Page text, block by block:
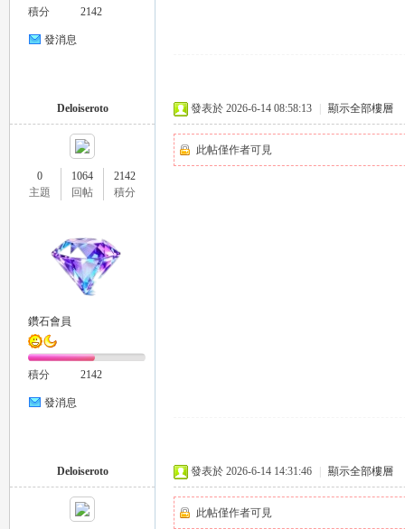
積分 2142
發消息
Deloiseroto
0
主題
1064
回帖
2142
積分
鑽石會員
積分 2142
發消息
發表於 2026-6-14 08:58:13 顯示全部樓層
此帖僅作者可見
Deloiseroto 發表於 2026-6-14 14:31:46 顯示全部樓層
此帖僅作者可見